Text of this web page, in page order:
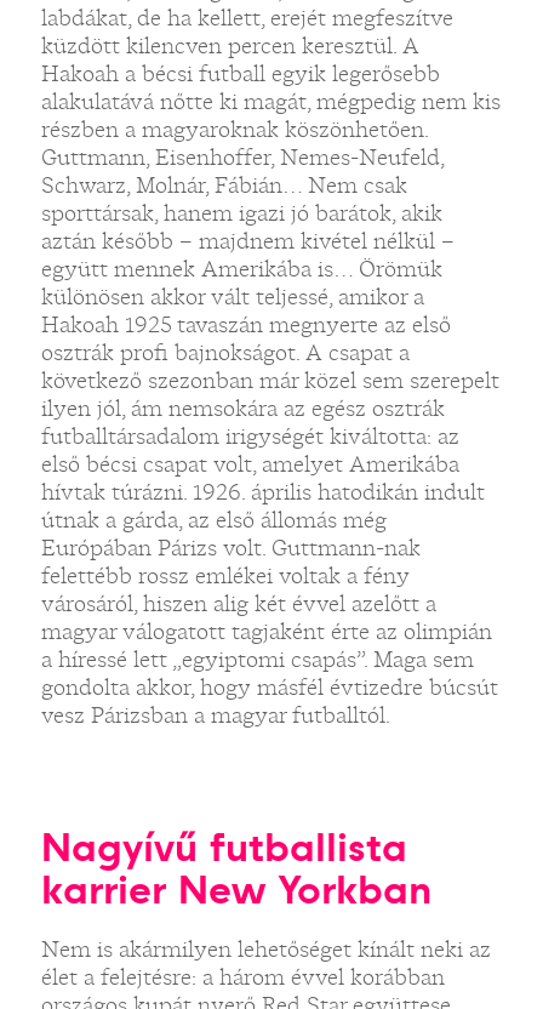
labdákat, de ha kellett, erejét megfeszítve
küzdött kilencven percen keresztül. A
Hakoah a bécsi futball egyik legerősebb
alakulatává nőtte ki magát, mégpedig nem kis
részben a magyaroknak köszönhetően.
Guttmann, Eisenhoffer, Nemes-Neufeld,
Schwarz, Molnár, Fábián… Nem csak
sporttársak, hanem igazi jó barátok, akik
aztán később – majdnem kivétel nélkül –
együtt mennek Amerikába is… Örömük
különösen akkor vált teljessé, amikor a
Hakoah 1925 tavaszán megnyerte az első
osztrák profi bajnokságot. A csapat a
következő szezonban már közel sem szerepelt
ilyen jól, ám nemsokára az egész osztrák
futballtársadalom irigységét kiváltotta: az
első bécsi csapat volt, amelyet Amerikába
hívtak túrázni. 1926. április hatodikán indult
útnak a gárda, az első állomás még
Európában Párizs volt. Guttmann-nak
felettébb rossz emlékei voltak a fény
városáról, hiszen alig két évvel azelőtt a
magyar válogatott tagjaként érte az olimpián
a híressé lett „egyiptomi csapás”. Maga sem
gondolta akkor, hogy másfél évtizedre búcsút
vesz Párizsban a magyar futballtól.
Nagyívű futballista
karrier New Yorkban
Nem is akármilyen lehetőséget kínált neki az
élet a felejtésre: a három évvel korábban